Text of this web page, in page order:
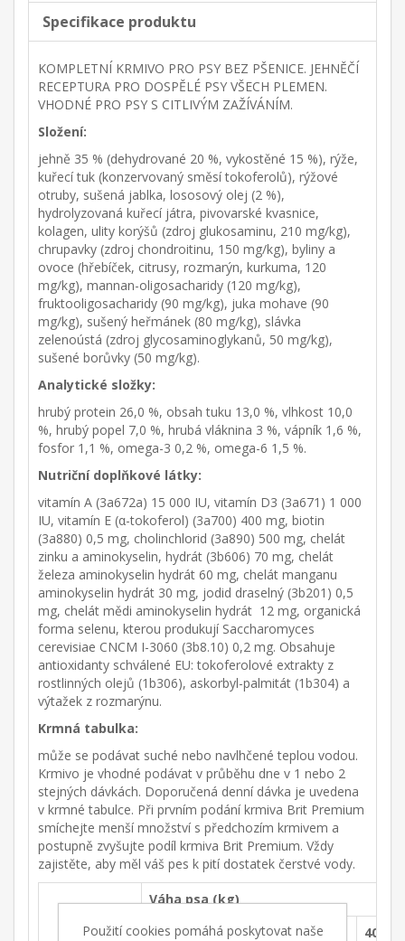
Specifikace produktu
KOMPLETNÍ KRMIVO PRO PSY BEZ PŠENICE. JEHNĚČÍ
RECEPTURA PRO DOSPĚLÉ PSY VŠECH PLEMEN.
VHODNÉ PRO PSY S CITLIVÝM ZAŽÍVÁNÍM.
Složení:
jehně 35 % (dehydrované 20 %, vykostěné 15 %), rýže,
kuřecí tuk (konzervovaný směsí tokoferolů), rýžové
otruby, sušená jablka, lososový olej (2 %),
hydrolyzovaná kuřecí játra, pivovarské kvasnice,
kolagen, ulity korýšů (zdroj glukosaminu, 210 mg/kg),
chrupavky (zdroj chondroitinu, 150 mg/kg), byliny a
ovoce (hřebíček, citrusy, rozmarýn, kurkuma, 120
mg/kg), mannan-oligosacharidy (120 mg/kg),
fruktooligosacharidy (90 mg/kg), juka mohave (90
mg/kg), sušený heřmánek (80 mg/kg), slávka
zelenoústá (zdroj glycosaminoglykanů, 50 mg/kg),
sušené borůvky (50 mg/kg).
Analytické složky:
hrubý protein 26,0 %, obsah tuku 13,0 %, vlhkost 10,0
%, hrubý popel 7,0 %, hrubá vláknina 3 %, vápník 1,6 %,
fosfor 1,1 %, omega-3 0,2 %, omega-6 1,5 %.
Nutriční doplňkové látky:
vitamín A (3a672a) 15 000 IU, vitamín D3 (3a671) 1 000
IU, vitamín E (α-tokoferol) (3a700) 400 mg, biotin
(3a880) 0,5 mg, cholinchlorid (3a890) 500 mg, chelát
zinku a aminokyselin, hydrát (3b606) 70 mg, chelát
železa aminokyselin hydrát 60 mg, chelát manganu
aminokyselin hydrát 30 mg, jodid draselný (3b201) 0,5
mg, chelát mědi aminokyselin hydrát 12 mg, organická
forma selenu, kterou produkují Saccharomyces
cerevisiae CNCM I-3060 (3b8.10) 0,2 mg. Obsahuje
antioxidanty schválené EU: tokoferolové extrakty z
rostlinných olejů (1b306), askorbyl-palmitát (1b304) a
výtažek z rozmarýnu.
Krmná tabulka:
může se podávat suché nebo navlhčené teplou vodou.
Krmivo je vhodné podávat v průběhu dne v 1 nebo 2
stejných dávkách. Doporučená denní dávka je uvedena
v krmné tabulce. Při prvním podání krmiva Brit Premium
smíchejte menší množství s předchozím krmivem a
postupně zvyšujte podíl krmiva Brit Premium. Vždy
zajistěte, aby měl váš pes k pití dostatek čerstvé vody.
Váha psa (kg)
5
10 15 20 25 40
Použití cookies pomáhá poskytovat naše